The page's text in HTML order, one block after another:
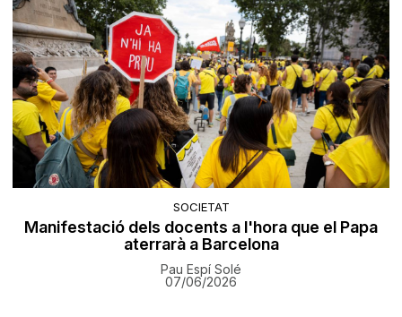
SOCIETAT
Manifestació dels docents a l'hora que el Papa
aterrarà a Barcelona
Pau Espí Solé
07/06/2026